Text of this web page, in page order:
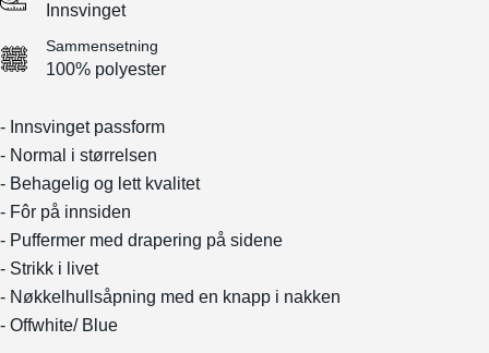
Innsvinget
Sammensetning
100% polyester
- Innsvinget passform
- Normal i størrelsen
- Behagelig og lett kvalitet
- Fôr på innsiden
- Puffermer med drapering på sidene
- Strikk i livet
- Nøkkelhullsåpning med en knapp i nakken
- Offwhite/ Blue